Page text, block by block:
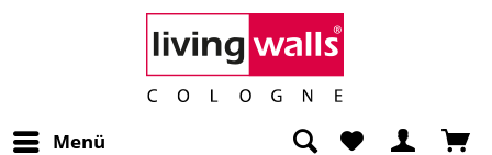
Menü